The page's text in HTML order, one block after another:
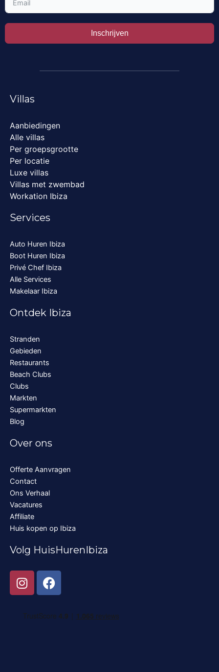
Inschrijven
Villas
Aanbiedingen
Alle villas
Per groepsgrootte
Per locatie
Luxe villas
Villas met zwembad
Workation Ibiza
Services
Auto Huren Ibiza
Boot Huren Ibiza
Privé Chef Ibiza
Alle Services
Makelaar Ibiza
Ontdek Ibiza
Stranden
Gebieden
Restaurants
Beach Clubs
Clubs
Markten
Supermarkten
Blog
Over ons
Offerte Aanvragen
Contact
Ons Verhaal
Vacatures
Affiliate
Huis kopen op Ibiza
Volg HuisHurenIbiza
I
n
t
F
a
e